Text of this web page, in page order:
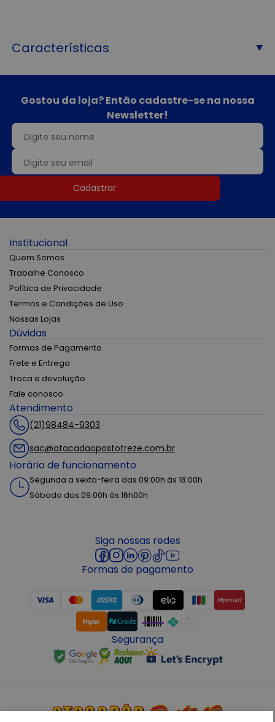
Características
Gostou da loja? Então cadastre-se na nossa
Newsletter!
Cadastrar
Institucional
Quem Somos
Trabalhe Conosco
Política de Privacidade
Termos e Condições de Uso
Nossas Lojas
Dúvidas
Formas de Pagamento
Frete e Entrega
Troca e devolução
Fale conosco
Atendimento
(21)98484-9303
sac@atacadaopostotreze.com.br
Horário de funcionamento
Segunda a sexta-feira das 09:00h às 18:00h
Sábado das 09:00h às 16h00h
Siga nossas redes
Formas de pagamento
Segurança